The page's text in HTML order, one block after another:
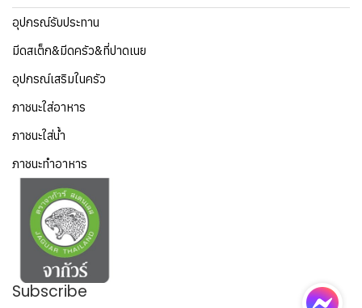
อุปกรณ์รับประทาน
มีดสเต็ก&มีดครัว&ที่ปาดเนย
อุปกรณ์เสริมในครัว
ภาชนะใส่อาหาร
ภาชนะใส่น้ำ
ภาชนะทำอาหาร
Subscribe